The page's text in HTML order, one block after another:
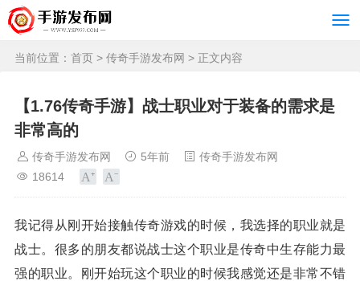
当前位置： 首页 > 传奇手游发布网 > 正文内容
【1.76传奇手游】战士职业对于装备的需求是
非常高的
传奇手游发布网 5年前
传奇手游发布网
18614
我记得从刚开始接触传奇游戏的时候，我选择的职业就是
战士。很多的朋友都说战士这个职业是传奇中生存能力最
强的职业。刚开始玩这个职业的时候我感觉还是非常不错